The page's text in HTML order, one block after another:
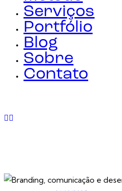
Serviços
Portfólio
Blog
Sobre
Contato